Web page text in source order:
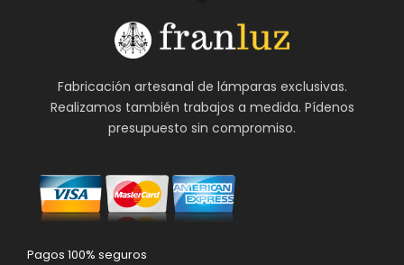
Fabricación artesanal de lámparas exclusivas.
Realizamos también trabajos a medida. Pídenos
presupuesto sin compromiso.
Pagos 100% seguros